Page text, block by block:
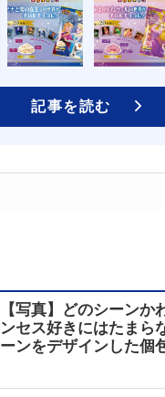
記事を読む
【写真】どのシーン
ンセス好きにはたまら
ーンをデザインした個